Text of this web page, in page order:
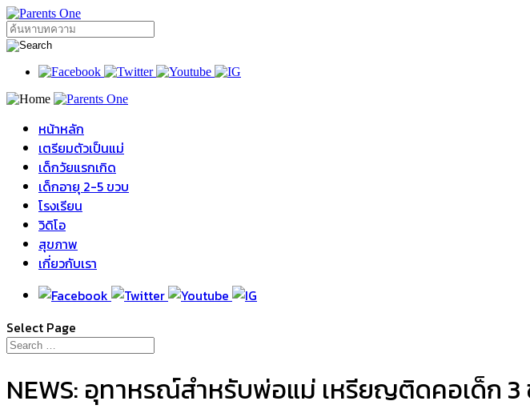
หน้าหลัก
เตรียมตัวเป็นแม่
เด็กวัยแรกเกิด
เด็กอายุ 2-5 ขวบ
โรงเรียน
วิดิโอ
สุขภาพ
เกี่ยวกับเรา
Select Page
NEWS: อุทาหรณ์สำหรับพ่อแม่ เหรียญติดคอเด็ก